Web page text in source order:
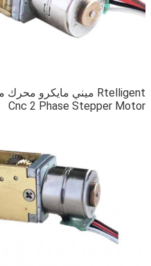
Cnc 2 Phase Stepper Motor